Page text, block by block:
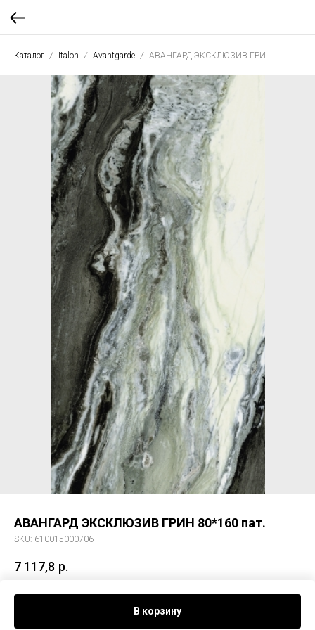
Каталог Italon Avantgarde
АВАНГАРД ЭКСКЛЮЗИВ ГРИН 80*160 пат.
SKU: 610015000706
7 117,8 р.
В корзину
Керам. гранит АВАНГАРД ЭКСКЛЮЗИВ ГРИН 80*160 пат.